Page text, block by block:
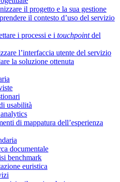
il progetto e la sua gestione
il contesto d’uso del servizio
i processi e i touchpointdel
l’interfaccia utente del servizio
la soluzione ottenuta
usabilità
di mappatura dell’esperienza
documentale
benchmark
euristica